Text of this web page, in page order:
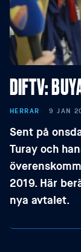
DIFTV:
HERRAR 9 JAN
Sent på
Turay och
2019. Här
nya avtalet.